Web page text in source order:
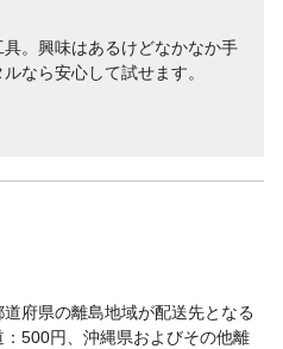
。興味はあるけどなかなか手
なら安心して試せます。
府県の離島地域が配送先となる
500円、沖縄県およびその他離